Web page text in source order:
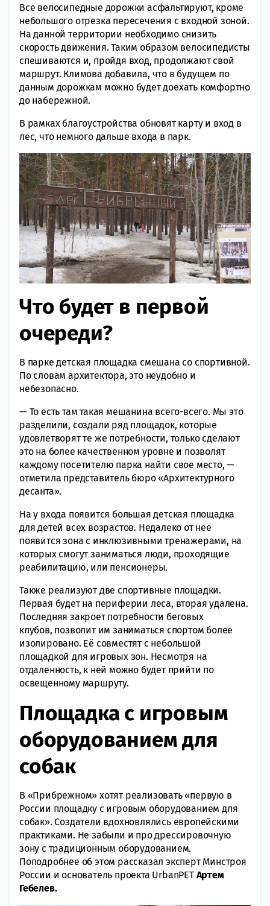
Все велосипедные дорожки асфальтируют, кроме
небольшого отрезка пересечения с входной зоной.
На данной территории необходимо снизить
скорость движения. Таким образом велосипедисты
спешиваются и, пройдя вход, продолжают свой
маршрут. Климова добавила, что в будущем по
данным дорожкам можно будет доехать комфортно
до набережной.
В рамках благоустройства обновят карту и вход в
лес, что немного дальше входа в парк.
Что будет в первой
очереди?
В парке детская площадка смешана со спортивной.
По словам архитектора, это неудобно и
небезопасно.
— То есть там такая мешанина всего-всего. Мы это
разделили, создали ряд площадок, которые
удовлетворят те же потребности, только сделают
это на более качественном уровне и позволят
каждому посетителю парка найти свое место, —
отметила представитель бюро «Архитектурного
десанта».
На у входа появится большая детская площадка
для детей всех возрастов. Недалеко от нее
появится зона с инклюзивными тренажерами, на
которых смогут заниматься люди, проходящие
реабилитацию, или пенсионеры.
Также реализуют две спортивные площадки.
Первая будет на периферии леса, вторая удалена.
Последняя закроет потребности беговых
клубов, позволит им заниматься спортом более
изолировано. Её совместят с небольшой
площадкой для игровых зон. Несмотря на
отдаленность, к ней можно будет прийти по
освещенному маршруту.
Площадка с игровым
оборудованием для
собак
В «Прибрежном» хотят реализовать «первую в
России площадку с игровым оборудованием для
собак». Создатели вдохновлялись европейскими
практиками. Не забыли и про дрессировочную
зону с традиционным оборудованием.
Поподробнее об этом рассказал эксперт Минстроя
России и основатель проекта UrbanPET Артем
Гебелев.